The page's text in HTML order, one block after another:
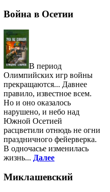
Война в Осетии
В период
Олимпийских игр войны
прекращаются... Давнее
правило, известное всем.
Но и оно оказалось
нарушено, и небо над
Южной Осетией
расцветили отнюдь не огни
праздничного фейерверка.
В одночасье изменилась
жизнь... Далее
Миклашевский